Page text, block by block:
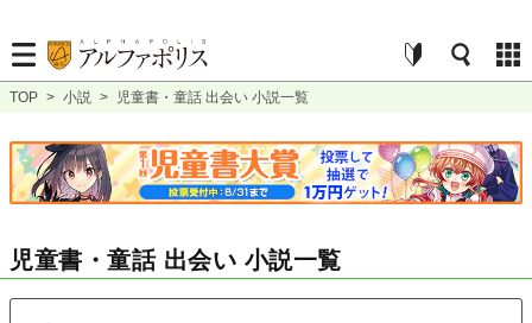
TOP > 小説 > 児童書・童話 出会い 小説一覧
児童書・童話 出会い 小説一覧